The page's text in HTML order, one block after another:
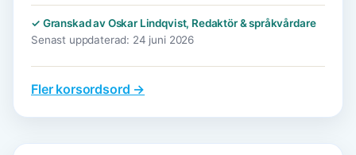
✓ Granskad av Oskar Lindqvist, Redaktör & språkvårdare
Senast uppdaterad: 24 juni 2026
Fler korsordsord →